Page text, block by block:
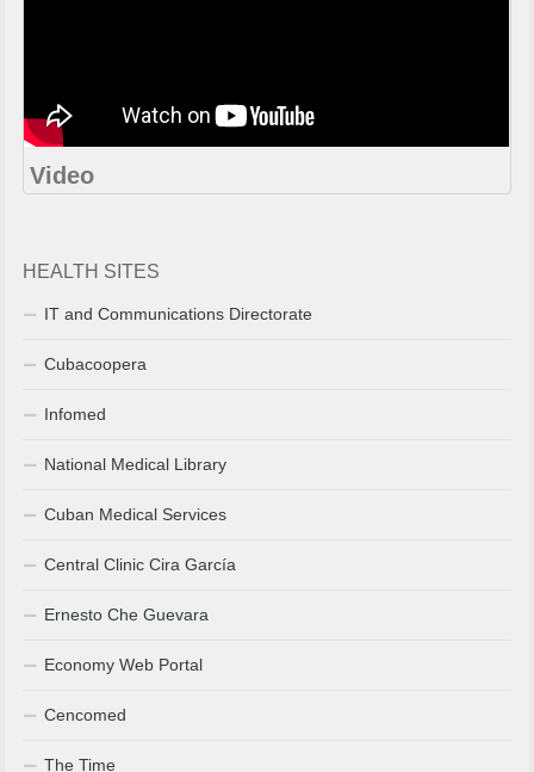
Video
HEALTH SITES
IT and Communications Directorate
Cubacoopera
Infomed
National Medical Library
Cuban Medical Services
Central Clinic Cira García
Ernesto Che Guevara
Economy Web Portal
Cencomed
The Time